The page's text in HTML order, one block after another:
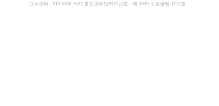
고객센터 : 010-5306-7627 통신판매업허가번호 : 제 2020-수원팔달-1113호